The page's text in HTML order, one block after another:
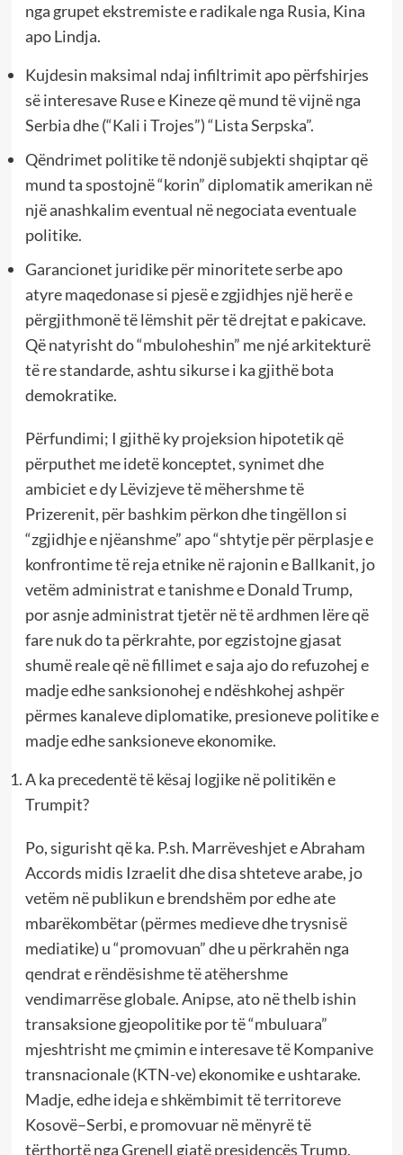
nga grupet ekstremiste e radikale nga Rusia, Kina
apo Lindja.
Kujdesin maksimal ndaj infiltrimit apo përfshirjes
së interesave Ruse e Kineze që mund të vijnë nga
Serbia dhe (“Kali i Trojes”) “Lista Serpska”.
Qëndrimet politike të ndonjë subjekti shqiptar që
mund ta spostojnë “korin” diplomatik amerikan në
një anashkalim eventual në negociata eventuale
politike.
Garancionet juridike për minoritete serbe apo
atyre maqedonase si pjesë e zgjidhjes një herë e
përgjithmonë të lëmshit për të drejtat e pakicave.
Që natyrisht do “mbuloheshin” me njé arkitekturë
të re standarde, ashtu sikurse i ka gjithë bota
demokratike.
Përfundimi; I gjithë ky projeksion hipotetik që
përputhet me idetë konceptet, synimet dhe
ambiciet e dy Lëvizjeve të mëhershme të
Prizerenit, për bashkim përkon dhe tingëllon si
“zgjidhje e njëanshme” apo “shtytje për përplasje e
konfrontime të reja etnike në rajonin e Ballkanit, jo
vetëm administrat e tanishme e Donald Trump,
por asnje administrat tjetër në të ardhmen lëre që
fare nuk do ta përkrahte, por egzistojne gjasat
shumë reale që në fillimet e saja ajo do refuzohej e
madje edhe sanksionohej e ndëshkohej ashpër
përmes kanaleve diplomatike, presioneve politike e
madje edhe sanksioneve ekonomike.
A ka precedentë të kësaj logjike në politikën e
Trumpit?
Po, sigurisht që ka. P.sh. Marrëveshjet e Abraham
Accords midis Izraelit dhe disa shteteve arabe, jo
vetëm në publikun e brendshëm por edhe ate
mbarëkombëtar (përmes medieve dhe trysnisë
mediatike) u “promovuan” dhe u përkrahën nga
qendrat e rëndësishme të atëhershme
vendimarrëse globale. Anipse, ato në thelb ishin
transaksione gjeopolitike por të “mbuluara”
mjeshtrisht me çmimin e interesave të Kompanive
transnacionale (KTN-ve) ekonomike e ushtarake.
Madje, edhe ideja e shkëmbimit të territoreve
Kosovë–Serbi, e promovuar në mënyrë të
tërthortë nga Grenell gjatë presidencës Trump,